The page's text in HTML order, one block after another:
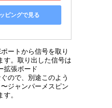
ピングで見る
ートから信号を取り
す。取り出した信号は
拡張ボード
ので、別途このよう
ジャンパーメスピン
。